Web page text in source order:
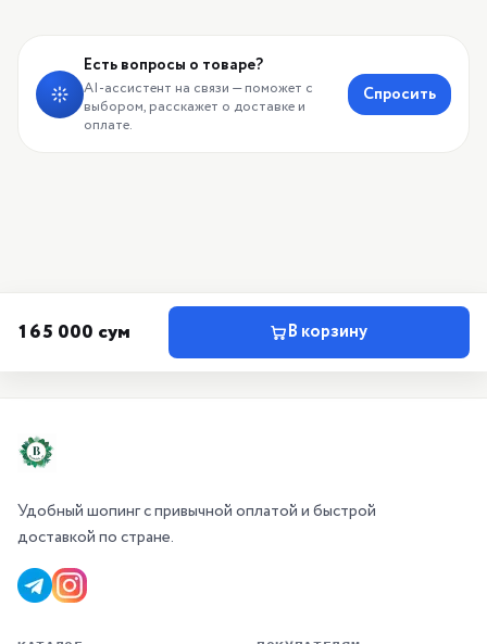
Есть вопросы о товаре?
AI-ассистент на связи — поможет с
выбором, расскажет о доставке и
оплате.
Спросить
165 000 сум В корзину
Удобный шопинг с привычной оплатой и быстрой
доставкой по стране.